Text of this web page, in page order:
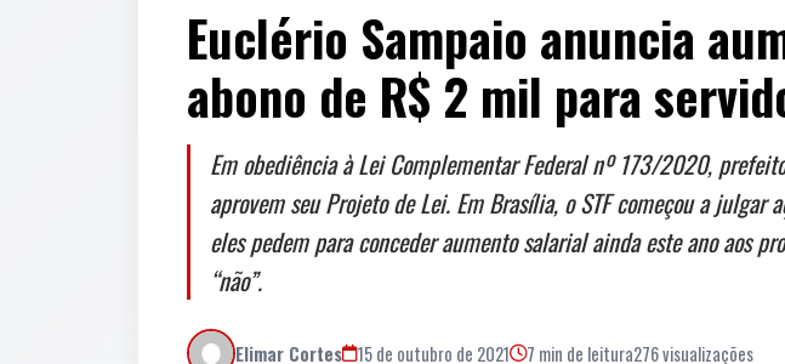
Euclério Sampaio anuncia
abono de R$ 2 mil para
Em obediência à Lei Complementar Federal nº 173/2020,
aprovem seu Projeto de Lei. Em Brasília, o STF começou a julgar
eles pedem para conceder aumento salarial ainda este ano aos
“não”.
Elimar Cortes 15 de outubro de 2021 7 min de leitura276 visualizações